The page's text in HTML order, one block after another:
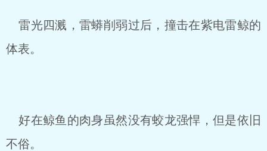
雷光四溅，雷蟒削弱过后，撞击在紫电雷鲸的
体表。
好在鲸鱼的肉身虽然没有蛟龙强悍，但是依旧
不俗。